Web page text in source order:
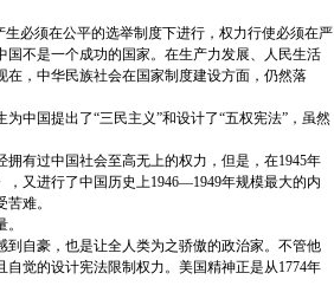
必须在公平的选举制度下进行，权力行使必须在严
不是一个成功的国家。在生产力发展、人民生活
，中华民族社会在国家制度建设方面，仍然落
中国提出了“三民主义”和设计了“五权宪法”，虽然
有过中国社会至高无上的权力，但是，在1945年
又进行了中国历史上1946—1949年规模最大的内
难。
自豪，也是让全人类为之骄傲的政治家。不管他
觉的设计宪法限制权力。美国精神正是从1774年